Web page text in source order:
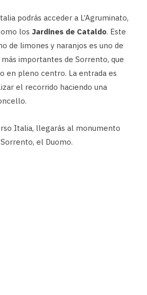
podrás acceder a L’Agruminato,
los Jardines de Cataldo. Este
de limones y naranjos es uno de
importantes de Sorrento, que
en pleno centro. La entrada es
el recorrido haciendo una
Italia, llegarás al monumento
el Duomo.